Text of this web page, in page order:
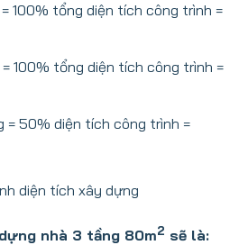
100% tổng diện tích công trình =
100% tổng diện tích công trình =
= 50% diện tích công trình =
diện tích xây dựng
nhà 3 tầng 80m2 sẽ là: